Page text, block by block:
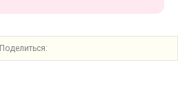
Поделиться: